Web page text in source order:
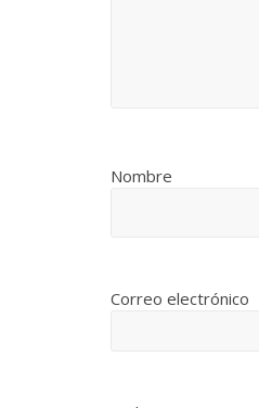
Nombre
Correo electrónico